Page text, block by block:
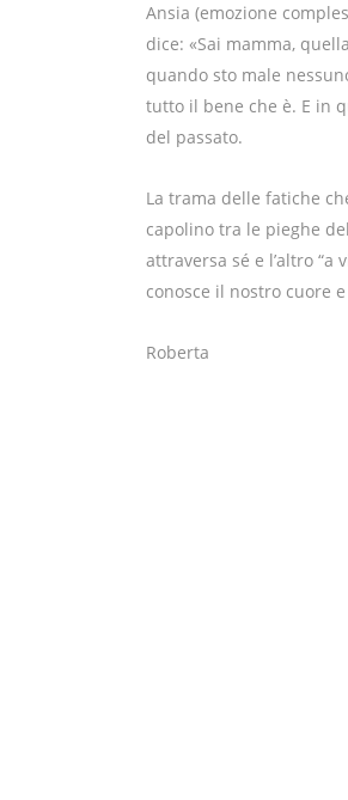
Ansia (emozione
dice: «Sai mamma,
quando sto male
tutto il bene che è. E in
del passato.
La trama delle fatiche
capolino tra le pieghe
attraversa sé e l’altro
conosce il nostro cuore
Roberta